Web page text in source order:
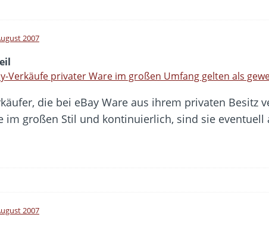
2007
Verkäufe privater Ware im großen Umfang gelten als
die bei eBay Ware aus ihrem privaten Besitz
im großen Stil und kontinuierlich, sind sie eventuell
2007